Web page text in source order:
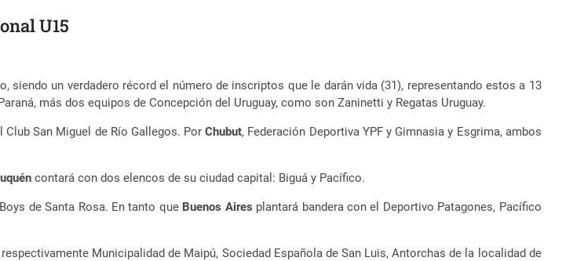
U15
siendo un verdadero récord el número de inscriptos que le darán vida (31), representando estos a 13
más dos equipos de Concepción del Uruguay, como son Zaninetti y Regatas Uruguay.
Club San Miguel de Río Gallegos. PorChubut, Federación Deportiva YPF y Gimnasia y Esgrima, ambos
contará con dos elencos de su ciudad capital: Biguá y Pacífico.
de Santa Rosa. En tanto que Buenos Aires plantará bandera con el Deportivo Patagones, Pacífico
Municipalidad de Maipú, Sociedad Española de San Luis, Antorchas de la localidad de